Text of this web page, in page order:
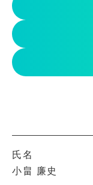
氏名
小畠 廉史